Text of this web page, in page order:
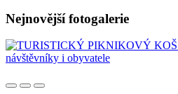
Nejnovější fotogalerie